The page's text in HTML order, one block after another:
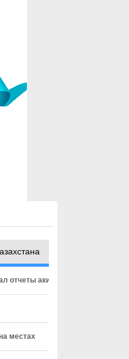
отчеты акимов сельских
местах